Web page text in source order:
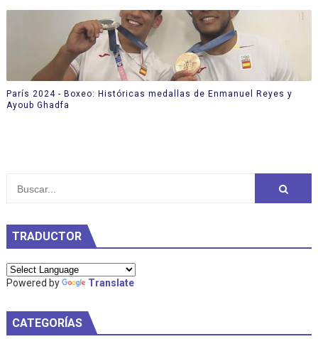
París 2024 - Boxeo: Históricas medallas de Enmanuel Reyes y
Ayoub Ghadfa
TRADUCTOR
Powered by Translate
CATEGORÍAS